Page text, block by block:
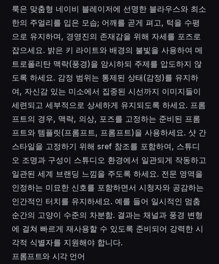
룩은 맞춤형 네이비 블레이저에 선명한 블라우스와 최소
한의 주얼리를 입은 모습; 어깨를 곧게 펴고, 턱을 수평
으로 유지하며, 경영진의 존재감을 위해 자세를 포즈로
잡으세요. 밝은 키 라이트와 배경의 불빛을 사용하여 메
트로폴리탄 맥락(풍경)을 암시하되 주제를 압도하지 않
도록 하세요. 감정 범위는 통제된 상태(감정)를 유지하
여, 자신감 있는 미소에서 집중된 시선까지 이미지들이
세련되고 세부적으로 상세하게 유지되도록 하세요. 프롬
프트의 경우, 맥락, 의상, 포즈를 고정하는 준비된 프롬
프트와 템플릿(프롬프트, 프롬프트)을 사용하세요. 샷 간
스타일을 고정하기 위해 sref 참조를 포함하여, 스튜디
오 조명과 구성이 스튜디오 환경에서 일관되게 작동하고
일관된 세계 브랜딩 느낌을 주도록 하세요. 전문 영역을
인정하는 미묘한 신호를 포함하면서 시청자와 공감하는
인간적인 터치를 유지하세요. 예를 들어 일시적인 멈춤
순간의 고양이 수준의 차분함. 결과는 채널과 풍경 변형
에 걸쳐 빠르게 재사용할 수 있도록 준비되어 강력한 시
각적 식별자를 지원해야 합니다.
프롬프트와 시각 언어